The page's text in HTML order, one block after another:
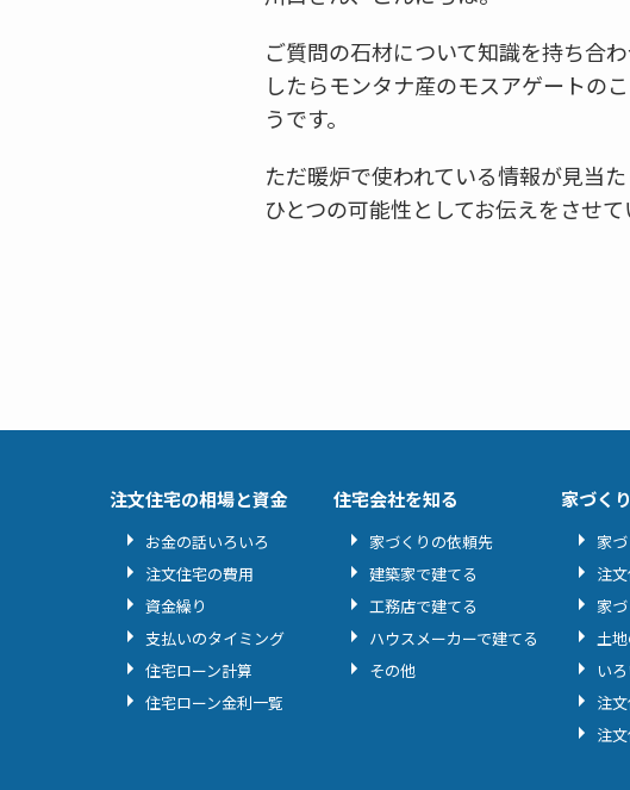
ご質問の石材について知識を持ち合
したらモンタナ産のモスアゲートの
うです。
ただ暖炉で使われている情報が見当
ひとつの可能性としてお伝えをさせて
注文住宅の相場と資金
お金の話いろいろ
注文住宅の費用
資金繰り
支払いのタイミング
住宅ローン計算
住宅ローン金利一覧
住宅会社を知る
家づくりの依頼先
建築家で建てる
工務店で建てる
ハウスメーカーで建てる
その他
家づく
家
注
家
土
い
注
注